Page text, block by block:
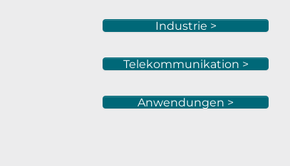
Industrie >
Telekommunikation >
Anwendungen >